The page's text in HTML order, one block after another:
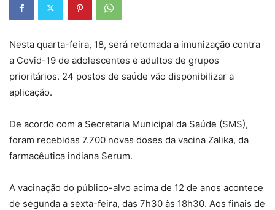
Nesta quarta-feira, 18, será retomada a imunização contra
a Covid-19 de adolescentes e adultos de grupos
prioritários. 24 postos de saúde vão disponibilizar a
aplicação.
De acordo com a Secretaria Municipal da Saúde (SMS),
foram recebidas 7.700 novas doses da vacina Zalika, da
farmacêutica indiana Serum.
A vacinação do público-alvo acima de 12 de anos acontece
de segunda a sexta-feira, das 7h30 às 18h30. Aos finais de